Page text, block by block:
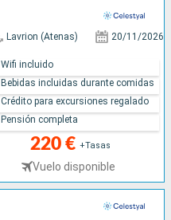
Lavrion (Atenas) 20/11/2026
220 € +Tasas
Vuelo disponible
Wifi incluido
Bebidas incluidas durante comidas
Crédito para excursiones regalado
Pensión completa